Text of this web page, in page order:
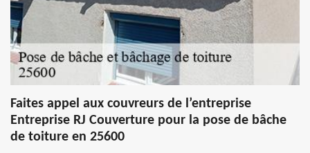
Faites appel aux couvreurs de l’entreprise
Entreprise RJ Couverture pour la pose de bâche
de toiture en 25600